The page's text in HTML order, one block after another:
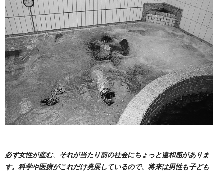
必ず女性が産む、それが当たり前の社会にちょっと違和感がありま
す。科学や医療がこれだけ発展しているので、将来は男性も子ども